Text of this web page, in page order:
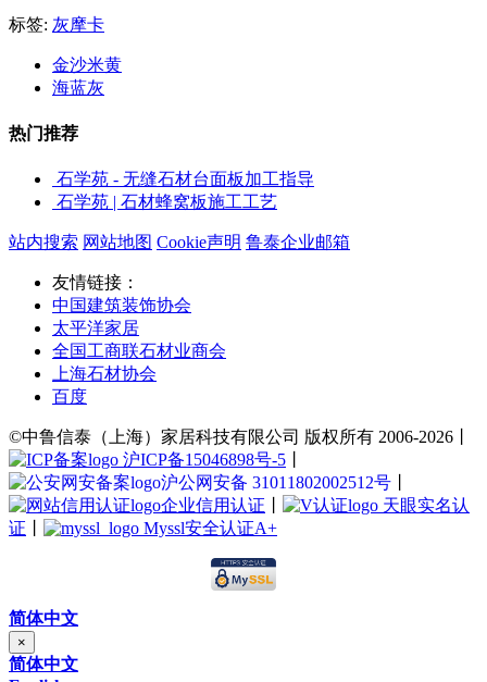
标签: 灰摩卡
金沙米黄
海蓝灰
热门推荐
石学苑 - 无缝石材台面板加工指导
石学苑 | 石材蜂窝板施工工艺
站内搜索 网站地图 Cookie声明 鲁泰企业邮箱
友情链接：
中国建筑装饰协会
太平洋家居
全国工商联石材业商会
上海石材协会
百度
©中鲁信泰（上海）家居科技有限公司 版权所有 2006-2026丨
沪ICP备15046898号-5
沪公网安备 31011802002512号
企业信用认证
天眼实名认
证
Myssl安全认证A+
简体中文
×
简体中文